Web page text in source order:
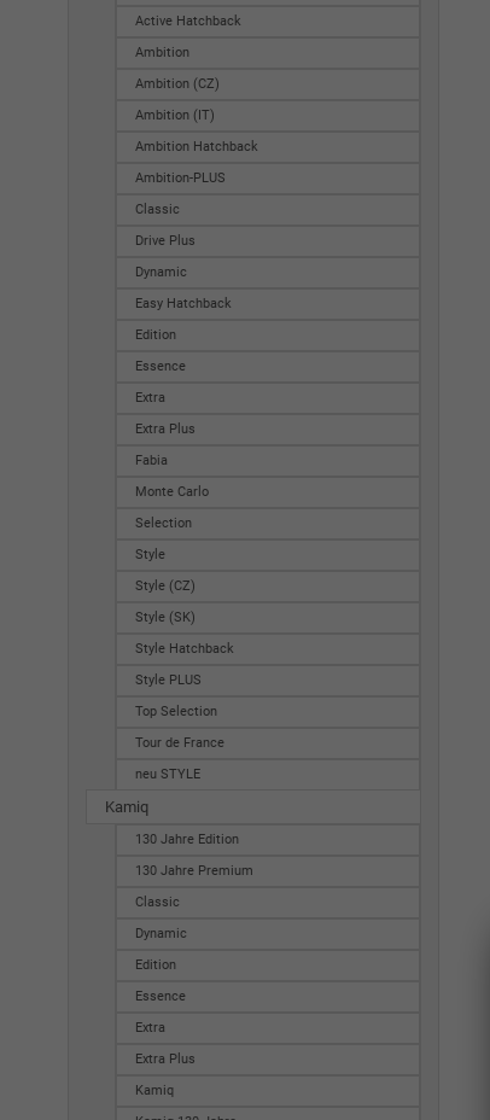
Active Hatchback
Ambition
Ambition (CZ)
Ambition (IT)
Ambition Hatchback
Ambition-PLUS
Classic
Drive Plus
Dynamic
Easy Hatchback
Edition
Essence
Extra
Extra Plus
Fabia
Monte Carlo
Selection
Style
Style (CZ)
Style (SK)
Style Hatchback
Style PLUS
Top Selection
Tour de France
neu STYLE
Kamiq
130 Jahre Edition
130 Jahre Premium
Classic
Dynamic
Edition
Essence
Extra
Extra Plus
Kamiq